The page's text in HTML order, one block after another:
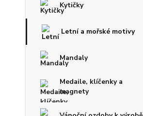
Kytičky
Letní a mořské motivy
Mandaly
Medaile, klíčenky a
magnety